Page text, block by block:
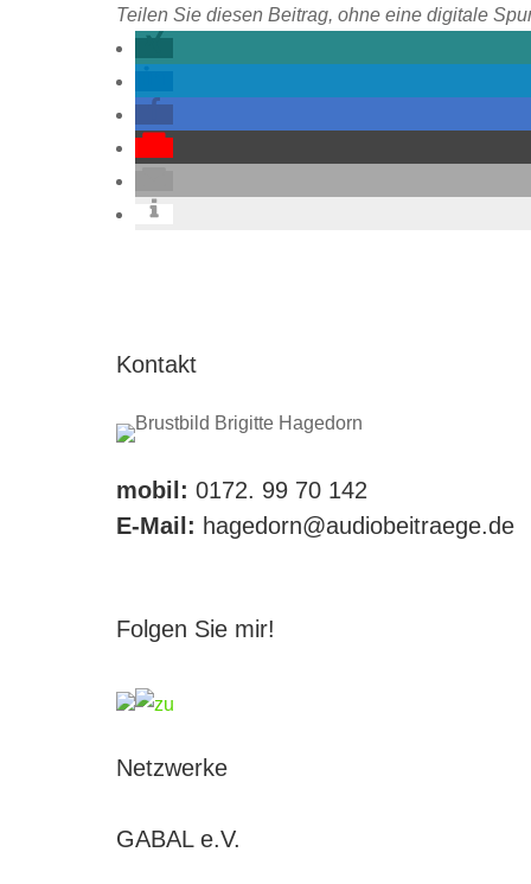
Teilen Sie diesen Beitrag, ohne eine digitale
Kontakt
mobil: 0172. 99 70 142
E-Mail: hagedorn@audiobeitraege.de
Folgen Sie mir!
Netzwerke
GABAL e.V.